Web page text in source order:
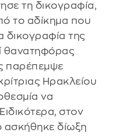
τη δικογραφία,
το αδίκημα που
δικογραφία της
θανατηφόρας
παρέπεμψε
Ηρακλείου
να
στον
ασκήθηκε δίωξη